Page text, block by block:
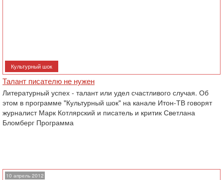
Культурный шок
Талант писателю не нужен
Литературный успех - талант или удел счастливого случая. Об
этом в программе "Культурный шок" на канале Итон-ТВ говорят
журналист Марк Котлярский и писатель и критик Светлана
Бломберг Программа
10 апрель 2012